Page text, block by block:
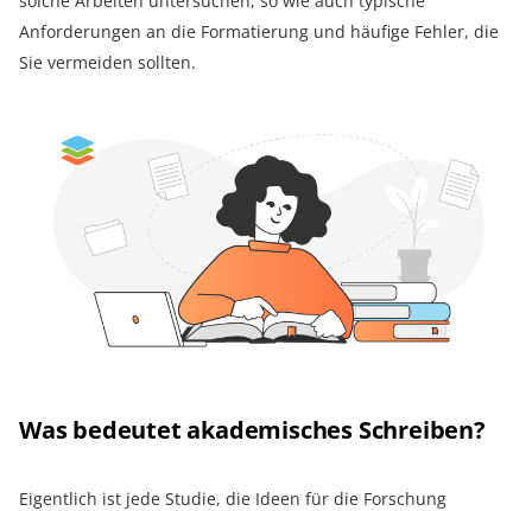
Anforderungen an die Formatierung und häufige Fehler, die
Sie vermeiden sollten.
Was bedeutet akademisches Schreiben?
Eigentlich ist jede Studie, die Ideen für die Forschung